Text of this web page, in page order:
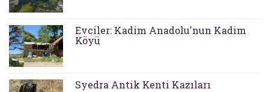
Evciler: Kadim Anadolu'nun Kadim
Köyü
Syedra Antik Kenti Kazıları